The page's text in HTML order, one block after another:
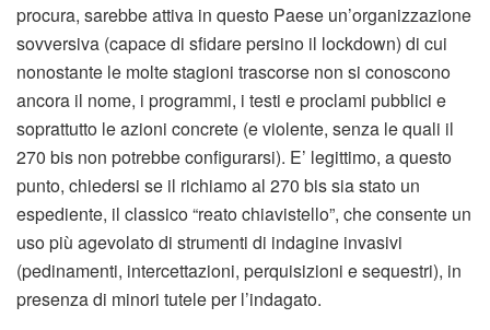
procura, sarebbe attiva in questo Paese un’organizzazione
sovversiva (capace di sfidare persino il lockdown) di cui
nonostante le molte stagioni trascorse non si conoscono
ancora il nome, i programmi, i testi e proclami pubblici e
soprattutto le azioni concrete (e violente, senza le quali il
270 bis non potrebbe configurarsi). E’ legittimo, a questo
punto, chiedersi se il richiamo al 270 bis sia stato un
espediente, il classico “reato chiavistello”, che consente un
uso più agevolato di strumenti di indagine invasivi
(pedinamenti, intercettazioni, perquisizioni e sequestri), in
presenza di minori tutele per l’indagato.